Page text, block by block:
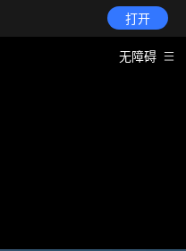
打开
无障碍